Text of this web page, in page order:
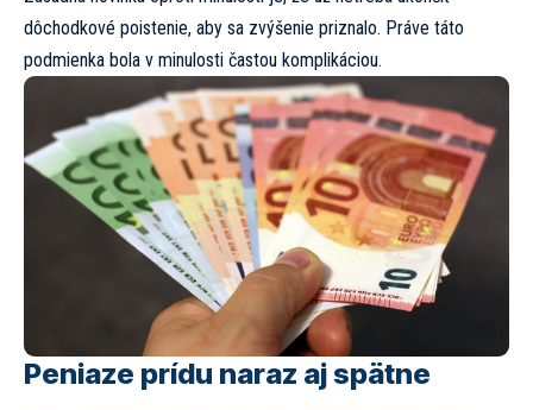
dôchodkové poistenie, aby sa zvýšenie priznalo. Práve táto
podmienka bola v minulosti častou komplikáciou.
Peniaze prídu naraz aj spätne